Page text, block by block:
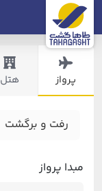
پرواز هتل
رفت و برگشت
مبدا پرواز